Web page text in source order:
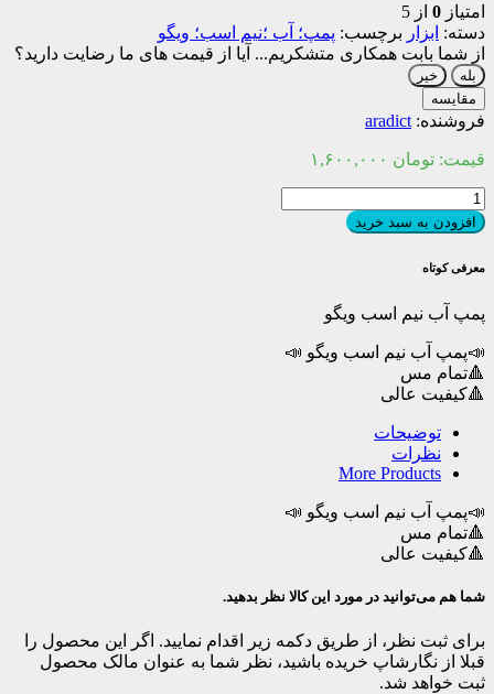
امتیاز 0 از 5
دسته: ابزار برچسب: پمپ؛ آب ؛نیم اسب؛ ویگو‌
از شما بابت همکاری متشکریم... آیا از قیمت های ما رضایت دارید؟
بله
خیر
مقایسه
فروشنده: aradict
قیمت: تومان
پمپ
آب
نیم
اسب
ویگو‌
افزودن به سبد خرید
معرفی کوتاه
پمپ آب نیم اسب ویگو‌
📣پمپ آب نیم اسب ویگو‌ 📣
🔺تمام مس
🔺کیفیت عالی
توضیحات
نظرات
More Products
📣پمپ آب نیم اسب ویگو‌ 📣
🔺تمام مس
🔺کیفیت عالی
شما هم می‌توانید در مورد این کالا نظر بدهید.
برای ثبت نظر، از طریق دکمه زیر اقدام نمایید. اگر این محصول را
قبلا از نگارشاپ خریده باشید، نظر شما به عنوان مالک محصول
ثبت خواهد شد.